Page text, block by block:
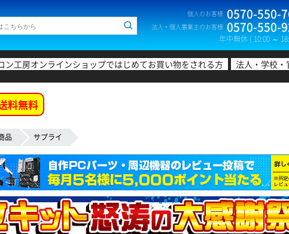
個人のお客様 0570-550-
法人・個人事業主のお客様 0570-550-
年中無休 ( 10:00 ～
ン工房オンラインショップではじめてお買い物をされる方 法人・学校
料無料
品 サプライ